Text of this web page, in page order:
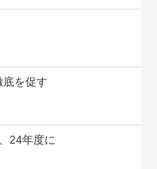
を促す
24年度に